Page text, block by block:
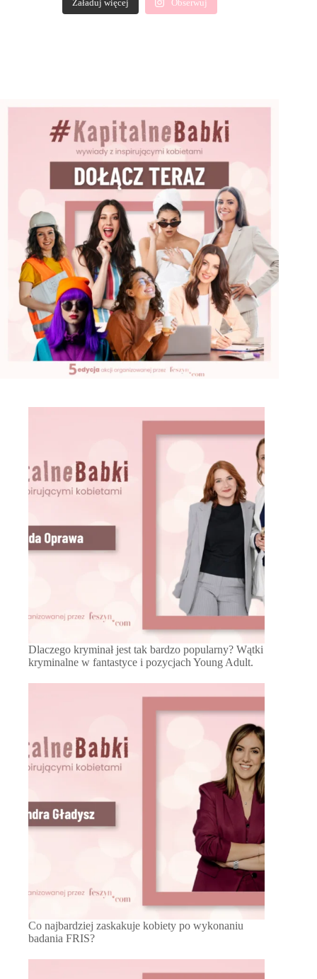
Załaduj więcej Obserwuj
Dlaczego kryminał jest tak bardzo popularny? Wątki
kryminalne w fantastyce i pozycjach Young Adult.
Co najbardziej zaskakuje kobiety po wykonaniu
badania FRIS?